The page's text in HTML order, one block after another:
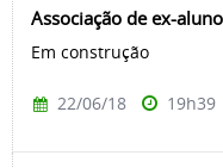
Associação de ex-
Em construção
22/06/18 19h39